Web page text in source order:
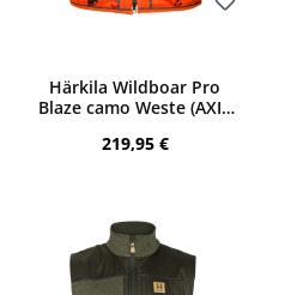
Härkila Wildboar Pro
Blaze camo Weste (AXIS
Regulärer Preis:
219,95 €